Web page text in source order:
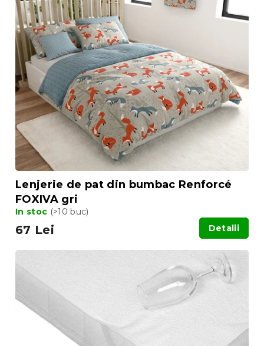
Lenjerie de pat din bumbac Renforcé
FOXIVA gri
In stoc (>10 buc)
67 Lei Detalii